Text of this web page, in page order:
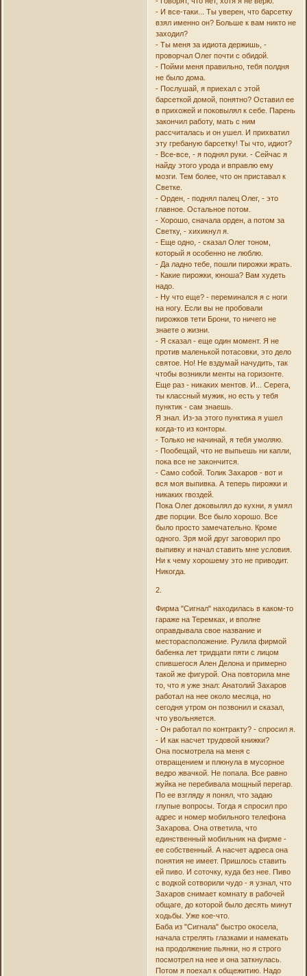
- И все-таки... Ты уверен, что барсетку
взял именно он? Больше к вам никто не
заходил?
- Ты меня за идиота держишь, -
проворчал Олег почти с обидой.
- Пойми меня правильно, тебя полдня
не было дома.
- Послушай, я приехал с этой
барсеткой домой, понятно? Оставил ее
в прихожей и поковылял к себе. Парень
закончил работу, мать с ним
рассчиталась и он ушел. И прихватил
эту гребаную барсетку! Ты что, идиот?
- Все-все, - я поднял руки. - Сейчас я
найду этого урода и вправлю ему
мозги. Тем более, что он приставал к
Светке.
- Орден, - поднял палец Олег, - это
главное. Остальное потом.
- Хорошо, сначала орден, а потом за
Светку, - хихикнул я.
- Еще одно, - сказал Олег тоном,
который я особенно не люблю.
- Да ладно тебе, пошли пирожки жрать.
- Какие пирожки, юноша? Вам худеть
надо.
- Ну что еще? - переминался я с ноги
на ногу. Если вы не пробовали
пирожков тети Брони, то ничего не
знаете о жизни.
- Я сказал - еще один момент. Я не
против маленькой потасовки, это дело
святое. Но! Не вздумай начудить, так
чтобы возникли менты на горизонте.
Еще раз - никаких ментов. И... Серега,
ты классный мужик, но есть у тебя
пунктик - сам знаешь.
Я знал. Из-за этого пунктика я ушел
когда-то из конторы.
- Только не начинай, я тебя умоляю.
- Пообещай, что не выпьешь ни капли,
пока все не закончится.
- Само собой. Толик Захаров - вот и
вся моя выпивка. А теперь пирожки и
никаких гвоздей.
Пока Олег доковылял до кухни, я умял
две порции. Все было хорошо. Все
было просто замечательно. Кроме
одного. Зря мой друг заговорил про
выпивку и начал ставить мне условия.
Ни к чему хорошему это не приводит.
Никогда.
2.
Фирма "Сигнал" находилась в каком-то
гараже на Теремках, и вполне
оправдывала свое название и
месторасположение. Рулила фирмой
бабенка лет тридцати пяти с лицом
спившегося Ален Делона и примерно
такой же фигурой. Она повторила мне
то, что я уже знал: Анатолий Захаров
работал на нее около месяца, но
сегодня утром он позвонил и сказал,
что увольняется.
- Он работал по контракту? - спросил я.
- И как насчет трудовой книжки?
Она посмотрела на меня с
отвращением и плюнула в мусорное
ведро жвачкой. Не попала. Все равно
жуйка не перебивала мощный перегар.
По ее взгляду я понял, что задаю
глупые вопросы. Тогда я спросил про
адрес и номер мобильного телефона
Захарова. Она ответила, что
единственный мобильник на фирме -
ее собственный. А насчет адреса она
понятия не имеет. Пришлось ставить
ей пиво. И соточку, куда без нее. Пиво
с водкой сотворили чудо - я узнал, что
Захаров снимает комнату в рабочей
общаге, до которой было десять минут
ходьбы. Уже кое-что.
Баба из "Сигнала" быстро окосела,
начала стрелять глазками и намекать
на продолжение пьянки, но я строго
посмотрел на нее и она заткнулась.
Потом я поехал к общежитию. Надо